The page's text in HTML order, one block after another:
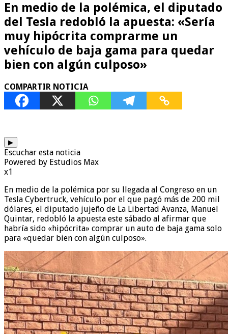
En medio de la polémica, el diputado
del Tesla redobló la apuesta: «Sería
muy hipócrita comprarme un
vehículo de baja gama para quedar
bien con algún culposo»
COMPARTIR NOTICIA
▶
Escuchar esta noticia
Powered by Estudios Max
x1
En medio de la polémica por su llegada al Congreso en un
Tesla Cybertruck, vehículo por el que pagó más de 200 mil
dólares, el diputado jujeño de La Libertad Avanza, Manuel
Quintar, redobló la apuesta este sábado al afirmar que
habría sido «hipócrita» comprar un auto de baja gama solo
para «quedar bien con algún culposo».